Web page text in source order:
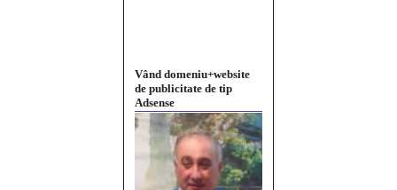
Pastorul Liviu Radu a
trecut la Domnul